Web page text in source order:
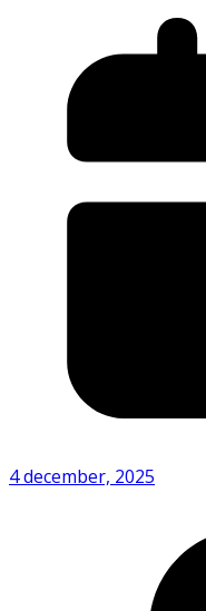
4 december, 2025